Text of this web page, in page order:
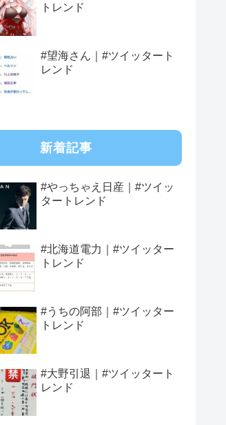
トレンド
#望海さん｜#ツイッタート
レンド
新着記事
#やっちゃえ日産｜#ツイッ
タートレンド
#北海道電力｜#ツイッター
トレンド
#うちの阿部｜#ツイッター
トレンド
#大野引退｜#ツイッタート
レンド